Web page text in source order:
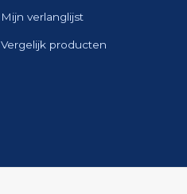
Mijn verlanglijst
Vergelijk producten